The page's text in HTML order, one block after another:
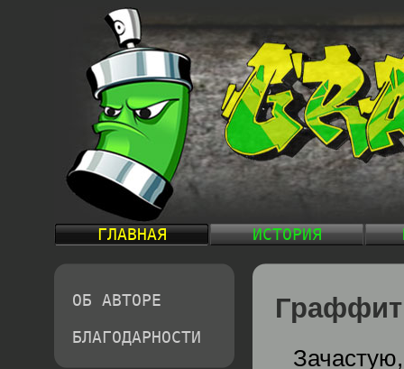
ГЛАВНАЯ ИСТОРИЯ
ОБ АВТОРЕ
БЛАГОДАРНОСТИ